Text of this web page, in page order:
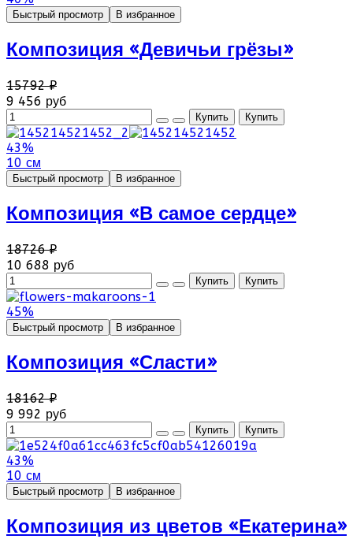
Быстрый просмотр В избранное
Композиция «Девичьи грёзы»
15792 ₽
9 456 руб
43%
10 см
Быстрый просмотр В избранное
Композиция «В самое сердце»
18726 ₽
10 688 руб
45%
Быстрый просмотр В избранное
Композиция «Сласти»
18162 ₽
9 992 руб
43%
10 см
Быстрый просмотр В избранное
Композиция из цветов «Екатерина»